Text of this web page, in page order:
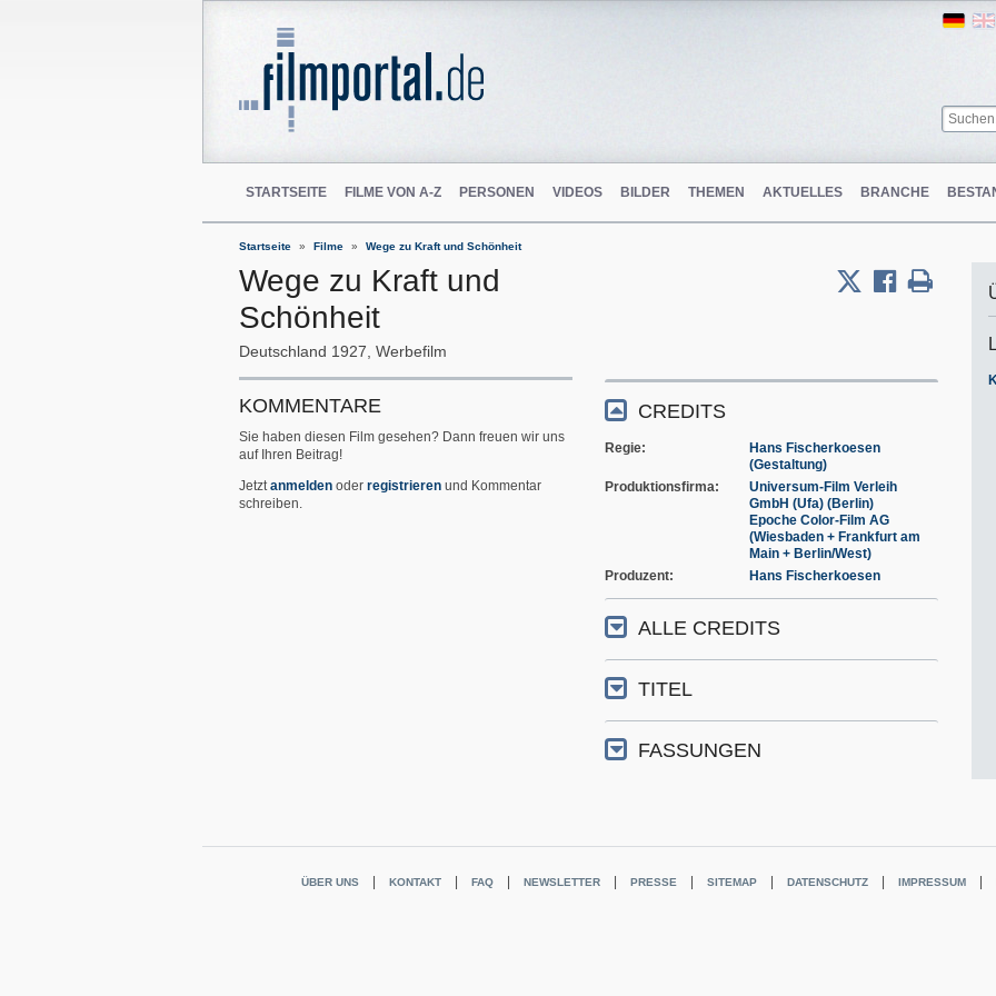
STARTSEITE FILME VON A-Z PERSONEN VIDEOS BILDER THEMEN AKTUELLES BRANCHE
Startseite Filme Wege zu Kraft und Schönheit
Wege zu Kraft und
Schönheit
Deutschland 1927 Werbefilm
KOMMENTARE
Sie haben diesen Film gesehen? Dann freuen wir uns
auf Ihren Beitrag!
Jetzt anmelden oder registrieren und Kommentar
schreiben.
CREDITS
Regie
Hans Fischerkoesen
(Gestaltung)
Produktionsfirma
Universum-Film Verleih
GmbH (Ufa) (Berlin)
Epoche Color-Film AG
(Wiesbaden + Frankfurt am
Main + Berlin/West)
Produzent
Hans Fischerkoesen
ALLE CREDITS
TITEL
FASSUNGEN
ÜBER UNS KONTAKT FAQ NEWSLETTER PRESSE SITEMAP DATENSCHUTZ IMPRESSUM